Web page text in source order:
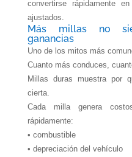
convertirse rápidamente
ajustados.
Más millas no
ganancias
Uno de los mitos más
Cuanto más conduces,
Millas duras muestra por
cierta.
Cada milla genera
rápidamente:
• combustible
• depreciación del vehículo